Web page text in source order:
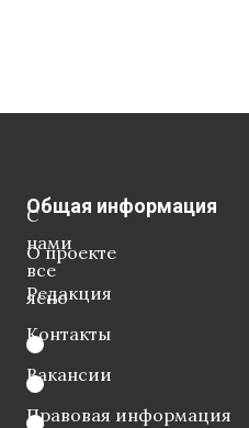
С
нами
все
ясно
Общая информация
О проекте
Редакция
Контакты
Вакансии
Правовая информация